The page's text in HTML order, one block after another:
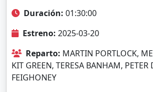
Duración: 01:30:00
Estreno: 2025-03-20
Reparto: MARTIN PORTLOCK,
KIT GREEN, TERESA BANHAM, PETER
FEIGHONEY